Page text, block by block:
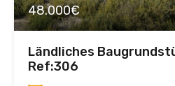
48.000€
Ländliches
Ref:306